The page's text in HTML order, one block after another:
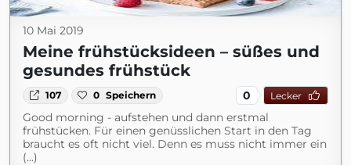
10 Mai 2019
Meine frühstücksideen – süßes und
gesundes frühstück
107 0 Speichern 0 Lecker
Good morning - aufstehen und dann erstmal
frühstücken. Für einen genüsslichen Start in den Tag
braucht es oft nicht viel. Denn es muss nicht immer ein
(...)